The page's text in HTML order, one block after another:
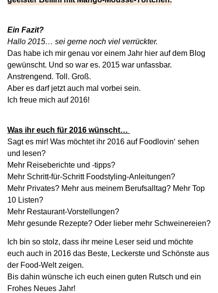
Ein Fazit?
Hallo 2015… sei gerne noch viel verrückter.
Das habe ich mir genau vor einem Jahr hier auf dem Blog
gewünscht. Und so war es. 2015 war unfassbar.
Anstrengend. Toll. Groß.
Aber es darf jetzt auch mal vorbei sein.
Ich freue mich auf 2016!
Was ihr euch für 2016 wünscht…
Sagt es mir! Was möchtet ihr 2016 auf Foodlovin‘ sehen
und lesen?
Mehr Reiseberichte und -tipps?
Mehr Schritt-für-Schritt Foodstyling-Anleitungen?
Mehr Privates? Mehr aus meinem Berufsalltag? Mehr Top
10 Listen?
Mehr Restaurant-Vorstellungen?
Mehr gesunde Rezepte? Oder lieber mehr Schweinereien?
Ich bin so stolz, dass ihr meine Leser seid und möchte
euch auch in 2016 das Beste, Leckerste und Schönste aus
der Food-Welt zeigen.
Bis dahin wünsche ich euch einen guten Rutsch und ein
Frohes Neues Jahr!